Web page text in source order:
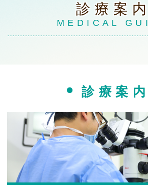
診療案内
MEDICAL
診療案内